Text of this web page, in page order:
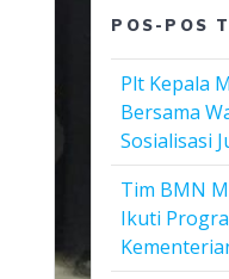
POS-POS
Plt Kepala
Bersama
Sosialisasi
Tim BMN
Ikuti